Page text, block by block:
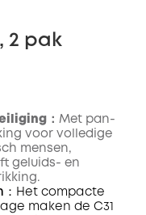
2 pak
： Met pan-
voor volledige
mensen,
geluids- en
：Het compacte
maken de C31